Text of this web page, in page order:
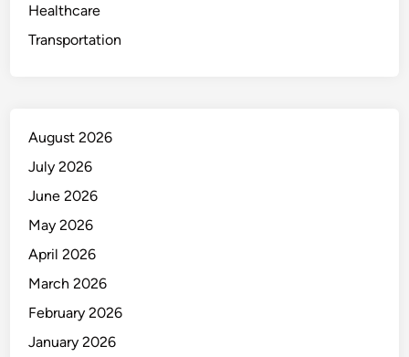
Healthcare
Transportation
August 2026
July 2026
June 2026
May 2026
April 2026
March 2026
February 2026
January 2026